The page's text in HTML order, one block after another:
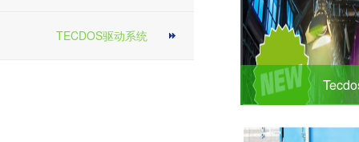
TECDOS驱动系统